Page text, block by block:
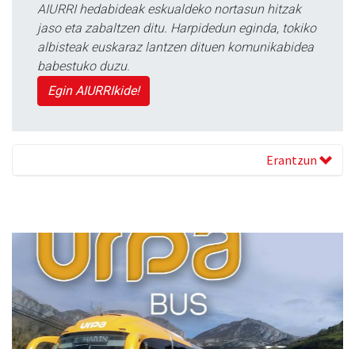
AIURRI hedabideak eskualdeko nortasun hitzak
jaso eta zabaltzen ditu. Harpidedun eginda, tokiko
albisteak euskaraz lantzen dituen komunikabidea
babestuko duzu.
Egin AIURRIkide!
Erantzun